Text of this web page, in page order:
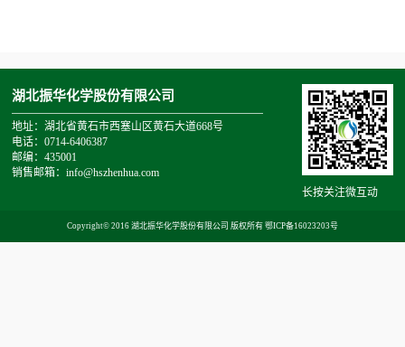
湖北振华化学股份有限公司
地址：湖北省黄石市西塞山区黄石大道668号
电话：0714-6406387
邮编：435001
销售邮箱：info@hszhenhua.com
长按关注微互动
Copyright© 2016 湖北振华化学股份有限公司 版权所有 鄂ICP备16023203号